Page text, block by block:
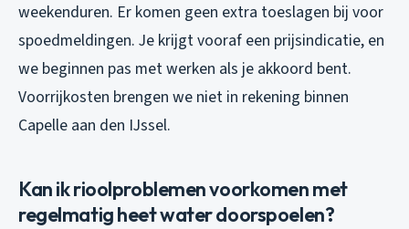
weekenduren. Er komen geen extra toeslagen bij voor
spoedmeldingen. Je krijgt vooraf een prijsindicatie, en
we beginnen pas met werken als je akkoord bent.
Voorrijkosten brengen we niet in rekening binnen
Capelle aan den IJssel.
Kan ik rioolproblemen voorkomen met
regelmatig heet water doorspoelen?